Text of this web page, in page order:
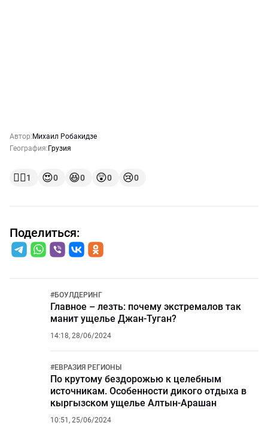
Автор: Михаил Робакидзе
География: Грузия
👍🏻1 😍0 😆0 😲0 😢0
Поделиться:
#БОУЛДЕРИНГ
Главное – лезть: почему экстремалов так
манит ущелье Джан-Туган?
14:18, 28/06/2024
#ЕВРАЗИЯ РЕГИОНЫ
По крутому бездорожью к целебным
источникам. Особенности дикого отдыха в
кыргызском ущелье Алтын-Арашан
10:51, 25/06/2024